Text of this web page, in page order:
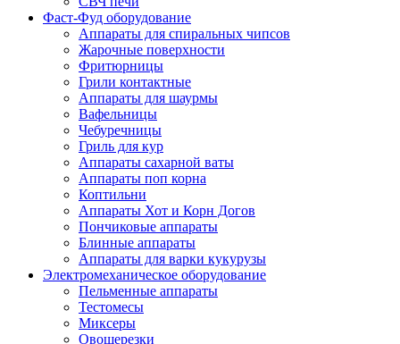
Фаст-Фуд оборудование
Аппараты для спиральных чипсов
Жарочные поверхности
Фритюрницы
Грили контактные
Аппараты для шаурмы
Вафельницы
Чебуречницы
Гриль для кур
Аппараты сахарной ваты
Аппараты поп корна
Коптильни
Аппараты Хот и Корн Догов
Пончиковые аппараты
Блинные аппараты
Аппараты для варки кукурузы
Электромеханическое оборудование
Пельменные аппараты
Тестомесы
Миксеры
Овощерезки